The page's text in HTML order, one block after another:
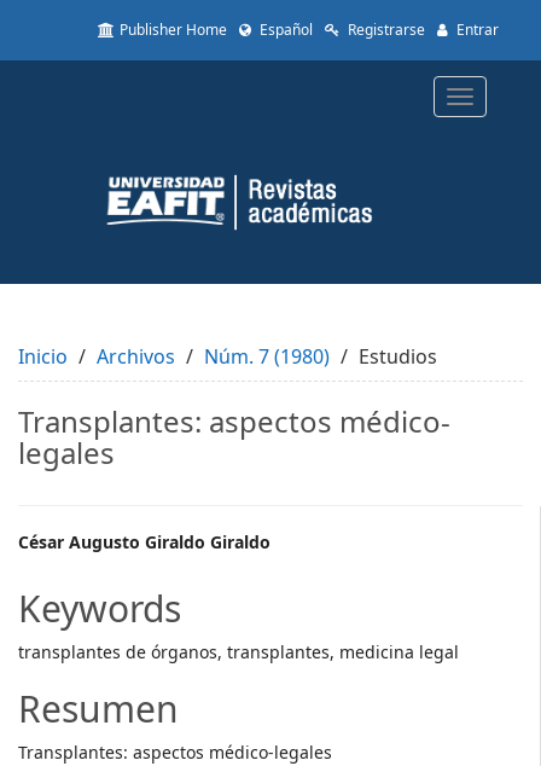
to
Content
Sidebar
Publisher Home Español Registrarse Entrar
Toggle
Inicio Archivos Núm. 7 (1980) Estudios
Transplantes: aspectos médico-
legales
Main
Article
Content
César Augusto Giraldo Giraldo
Keywords
transplantes de órganos, transplantes, medicina legal
Resumen
Transplantes: aspectos médico-legales